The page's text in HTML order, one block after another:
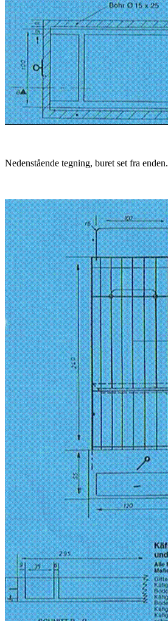
Nedenstående tegning, buret set fra enden.